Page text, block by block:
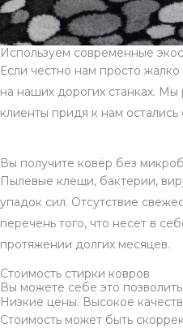
Используем современные
Если честно нам просто
на наших дорогих станках.
клиенты придя к нам остались
Вы получите ковёр без
Пылевые клещи, бактерии,
упадок сил. Отсутствие
перечень того, что несет в
протяжении долгих месяцев.
Стоимость стирки ковров
Вы можете себе это позволить
Низкие цены. Высокое
Стоимость может быть